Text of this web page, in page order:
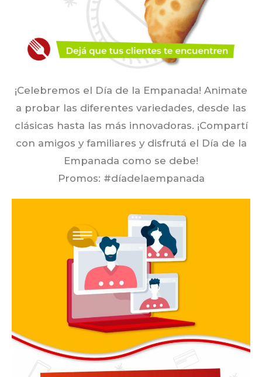
¡Celebremos el Día de la Empanada! Animate
a probar las diferentes variedades, desde las
clásicas hasta las más innovadoras. ¡Compartí
con amigos y familiares y disfrutá el Día de la
Empanada como se debe!
Promos: #díadelaempanada